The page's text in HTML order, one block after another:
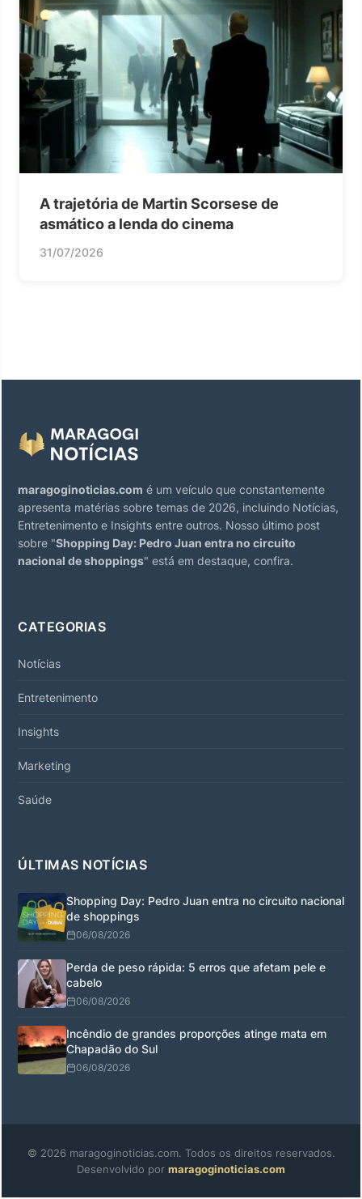
A trajetória de Martin Scorsese de
asmático a lenda do cinema
31/07/2026
maragoginoticias.com é um veículo que constantemente
apresenta matérias sobre temas de 2026, incluindo Notícias,
Entretenimento e Insights entre outros. Nosso último post
sobre "Shopping Day: Pedro Juan entra no circuito
nacional de shoppings" está em destaque, confira.
CATEGORIAS
Notícias
Entretenimento
Insights
Marketing
Saúde
ÚLTIMAS NOTÍCIAS
Shopping Day: Pedro Juan entra no circuito nacional
de shoppings
06/08/2026
Perda de peso rápida: 5 erros que afetam pele e
cabelo
06/08/2026
Incêndio de grandes proporções atinge mata em
Chapadão do Sul
06/08/2026
© 2026 maragoginoticias.com. Todos os direitos reservados.
Desenvolvido por maragoginoticias.com